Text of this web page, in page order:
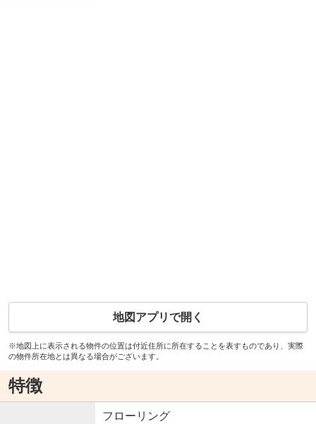
地図アプリで開く
※地図上に表示される物件の位置は付近住所に所在することを表すものであり、実際
の物件所在地とは異なる場合がございます。
特徴
フローリング